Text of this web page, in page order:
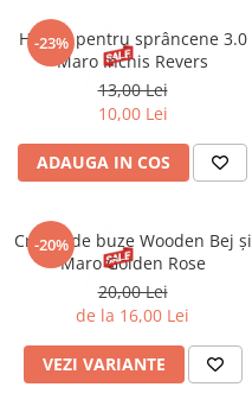
Creion dermatograf pleoape
Tus de ochi
Mascara (rimel)
Adeziv gene false
Machiaj Buze
Scrub
Lip gloss/luciu buze
Ruj solid/lichid
Creion contur
Masca buze
Creme/seruri ochi
Plasturi/Patch-uri
Sapun facial
Parfum/Apa de toaleta
dama/barbati
Produse pentru picioare
Produse Pentru Epilare
Periute dinti
Sampon Uscat
-23%
Henna pentru sprâncene 3.0
Maro Inchis Revers
13,00 Lei
10,00 Lei
ADAUGA IN COS
-20%
Creion de buze Wooden Bej și
Maro Golden Rose
20,00 Lei
de la 16,00 Lei
VEZI VARIANTE